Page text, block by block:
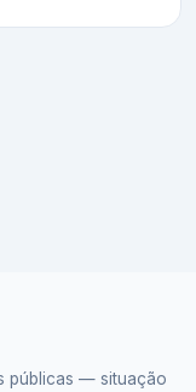
públicas — situação